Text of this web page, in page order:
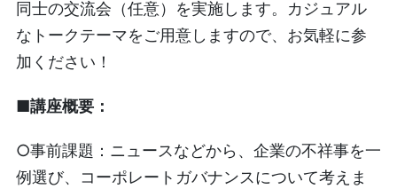
同士の交流会（任意）を実施します。カジュアル
なトークテーマをご用意しますので、お気軽に参
加ください！
■講座概要：
○事前課題： ニュースなどから、企業の不祥事を一
例選び、コーポレートガバナンスについて考えま